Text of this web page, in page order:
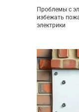
Проблемы с
избежать
электрики